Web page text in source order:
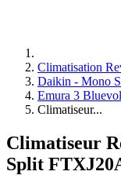
Climatisation
Daikin - Mono
Emura 3
Climatiseur...
Climatiseur
Split